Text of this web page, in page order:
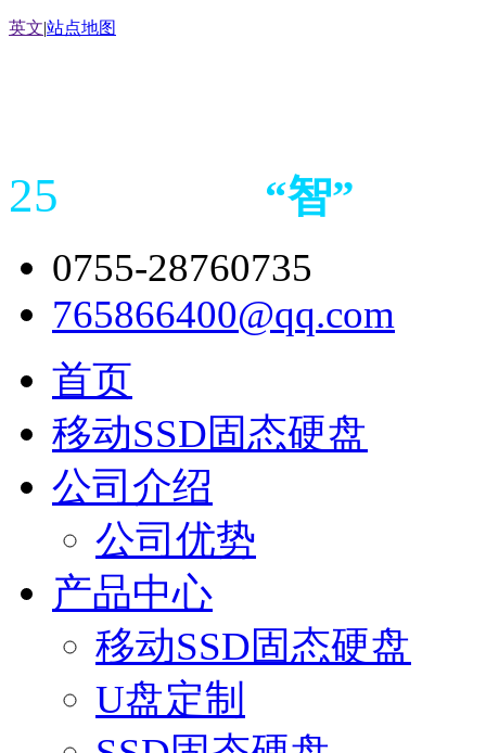
英文|站点地图
25 “智”
0755-28760735
765866400@qq.com
首页
移动SSD固态硬盘
公司介绍
公司优势
产品中心
移动SSD固态硬盘
U盘定制